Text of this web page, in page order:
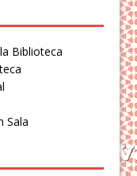
Biblioteca
Sala